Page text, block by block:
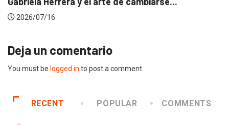
2026/07/16
Deja un comentario
You must be logged in to post a comment.
RECENT POPULAR COMMENTS